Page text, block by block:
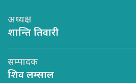
अध्यक्ष
शान्ति तिवारी
सम्पादक
शिव लम्साल